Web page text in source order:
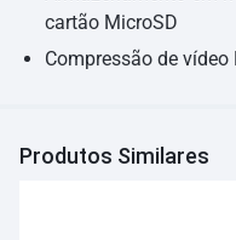
cartão MicroSD
Compressão de
Produtos Similares